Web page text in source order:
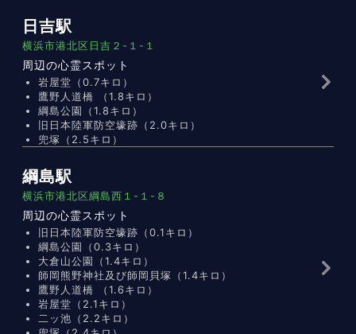
日吉駅
横浜市港北区日吉２-１-１
周辺の心霊スポット
岩屋堂（0.7キロ）
鷹野人道橋 （1.8キロ）
綱島公園（1.8キロ）
旧日本陸軍防空壕跡（2.0キロ）
兜塚（2.5キロ）
綱島駅
横浜市港北区綱島西１-１-８
周辺の心霊スポット
旧日本陸軍防空壕跡（0.1キロ）
綱島公園（0.3キロ）
大倉山公園（1.4キロ）
師岡熊野神社及び師岡貝塚（1.4キロ）
鷹野人道橋 （1.6キロ）
岩屋堂（2.1キロ）
二ッ池（2.2キロ）